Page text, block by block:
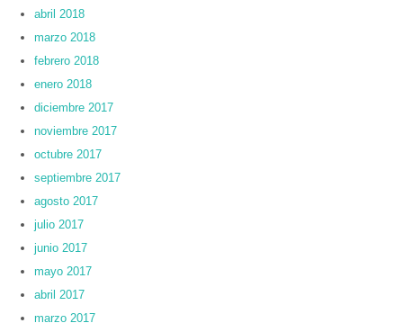
abril 2018
marzo 2018
febrero 2018
enero 2018
diciembre 2017
noviembre 2017
octubre 2017
septiembre 2017
agosto 2017
julio 2017
junio 2017
mayo 2017
abril 2017
marzo 2017